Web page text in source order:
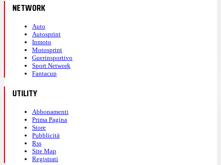
NETWORK
Auto
Autosprint
Inmoto
Motosprint
Guerinsportivo
Sport Network
Fantacup
UTILITY
Abbonamenti
Prima Pagina
Store
Pubblicità
Rss
Site Map
Registrati